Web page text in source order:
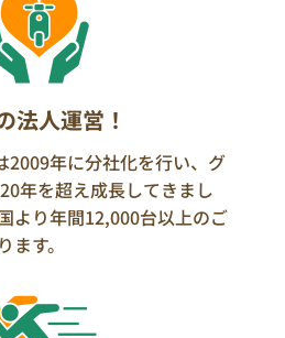
法人運営！
2009年に分社化を行い、グ
年を超え成長してきまし
より年間12,000台以上のご
す。